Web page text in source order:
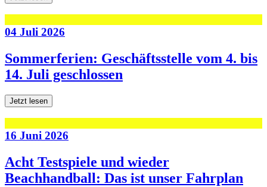
04 Juli 2026
Sommerferien: Geschäftsstelle vom 4. bis
14. Juli geschlossen
Jetzt lesen
16 Juni 2026
Acht Testspiele und wieder
Beachhandball: Das ist unser Fahrplan